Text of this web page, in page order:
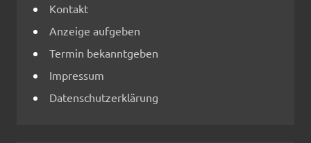
Kontakt
Anzeige aufgeben
Termin bekanntgeben
Impressum
Datenschutzerklärung